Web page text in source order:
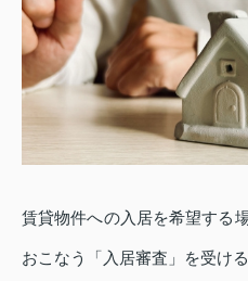
賃貸物件への入居を希望する
おこなう「入居審査」を受け